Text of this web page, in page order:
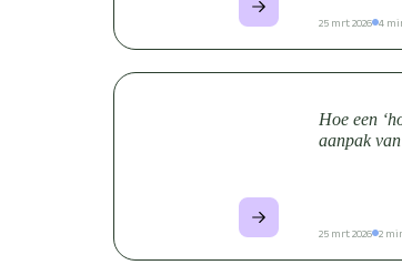
25 mrt 2026 4
Hoe een
aanpak
25 mrt 2026 2